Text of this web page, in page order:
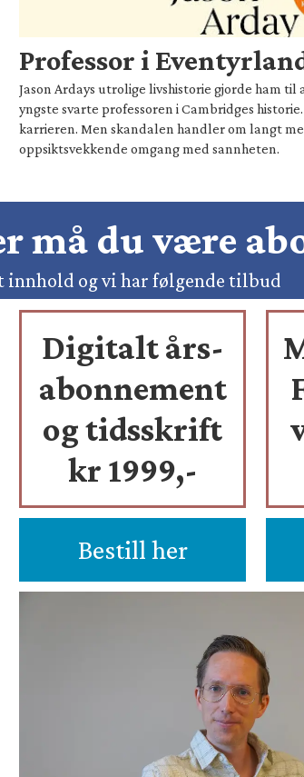
Professor i
Jason Ardays utrolige livshistorie gjorde ham til
yngste svarte professoren i Cambridges
karrieren. Men skandalen handler om langt
oppsiktsvekkende omgang med sannheten.
må du være
og vi har følgende tilbud
Digitalt års-
abonnement
og tidsskrift
kr 1999,-
Bestill her